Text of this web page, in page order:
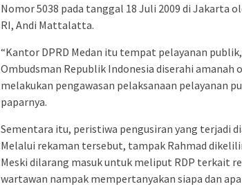
Nomor 5038 pada tanggal 18 Juli 2009 di Jakarta
RI, Andi Mattalatta.
“Kantor DPRD Medan itu tempat pelayanan
Ombudsman Republik Indonesia diserahi amanah
melakukan pengawasan pelaksanaan pelayanan
paparnya.
Sementara itu, peristiwa pengusiran yang terjadi
Melalui rekaman tersebut, tampak Rahmad
Meski dilarang masuk untuk meliput RDP terkait
wartawan nampak mempertanyakan siapa dan